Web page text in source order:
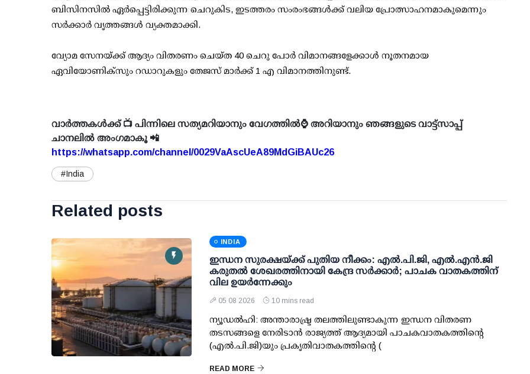
ബിസിനസില്‍ ഏര്‍പ്പെട്ടിരിക്കുന്ന ചെറുകിട, ഇടത്തരം സംരംഭങ്ങള്‍ക്ക് വലിയ പ്രോത്സാഹനമാകുമെന്നും
സര്‍ക്കാര്‍ വൃത്തങ്ങള്‍ വ്യക്തമാക്കി.
വ്യോമ സേനയ്ക്ക് ആദ്യം വിതരണം ചെയ്ത 40 ചെറു പോര്‍ വിമാനങ്ങളേക്കാള്‍ നൂതനമായ
ഏവിയോണിക്‌സും റഡാറുകളും തേജസ് മാര്‍ക്ക് 1 എ വിമാനത്തിനുണ്ട്.
വാർത്തകൾക്ക് 📺 പിന്നിലെ സത്യമറിയാനും വേഗത്തിൽ⌚ അറിയാനും ഞങ്ങളുടെ വാട്ട്സാപ്പ്
ചാനലിൽ അംഗമാകൂ 📲
https://whatsapp.com/channel/0029VaAscUeA89MdGiBAUc26
#India
Related posts
INDIA
ഇന്ധന സുരക്ഷയ്ക്ക് പുതിയ നീക്കം: എല്‍.പി.ജി, എല്‍.എന്‍.ജി
കരുതല്‍ ശേഖരത്തിനായി കേന്ദ്ര സര്‍ക്കാര്‍; പാചക വാതകത്തിന്
വില ഉയര്‍ന്നേക്കും
05 08 2026 10 mins read
ന്യൂഡല്‍ഹി: അന്താരാഷ്ട്ര തലത്തിലുണ്ടാകുന്ന ഇന്ധന വിതരണ
തടസങ്ങളെ നേരിടാന്‍ രാജ്യത്ത് ആദ്യമായി പാചകവാതകത്തിന്റെ
(എല്‍.പി.ജി)യും പ്രകൃതിവാതകത്തിന്റെ (
READ MORE